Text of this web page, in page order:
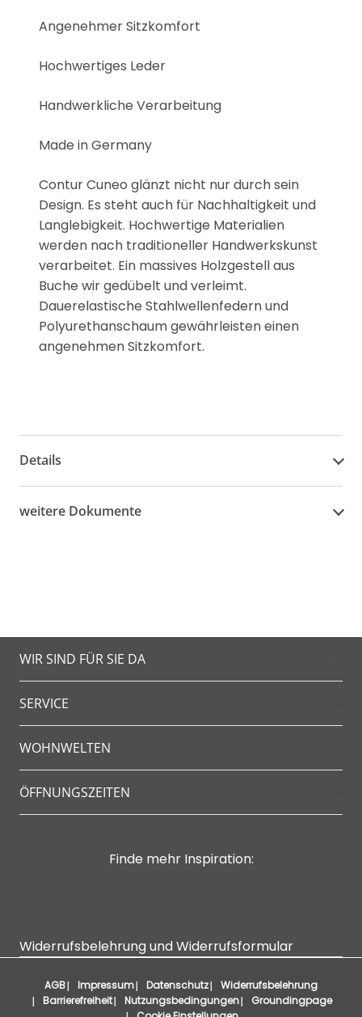
Angenehmer Sitzkomfort
Hochwertiges Leder
Handwerkliche Verarbeitung
Made in Germany
Contur Cuneo glänzt nicht nur durch sein
Design. Es steht auch für Nachhaltigkeit und
Langlebigkeit. Hochwertige Materialien
werden nach traditioneller Handwerkskunst
verarbeitet. Ein massives Holzgestell aus
Buche wir gedübelt und verleimt.
Dauerelastische Stahlwellenfedern und
Polyurethanschaum gewährleisten einen
angenehmen Sitzkomfort.
Details
weitere Dokumente
WIR SIND FÜR SIE DA
SERVICE
WOHNWELTEN
ÖFFNUNGSZEITEN
Finde mehr Inspiration:
Widerrufsbelehrung und Widerrufsformular
AGB Impressum Datenschutz
Widerrufsbelehrung
Barrierefreiheit
Nutzungsbedingungen
Groundingpage